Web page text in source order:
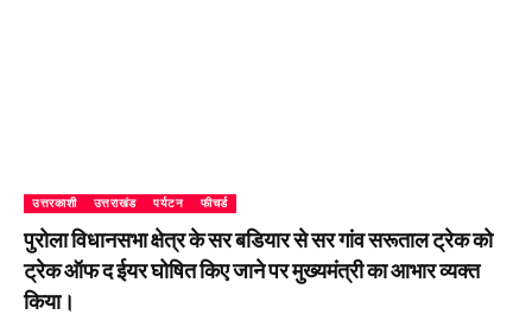
उत्तरकाशी उत्तराखंड पर्यटन फीचर्ड
पुरोला विधानसभा क्षेत्र के सर बडियार से सर गांव सरूताल ट्रेक को
ट्रेक ऑफ द ईयर घोषित किए जाने पर मुख्यमंत्री का आभार व्यक्त
किया।